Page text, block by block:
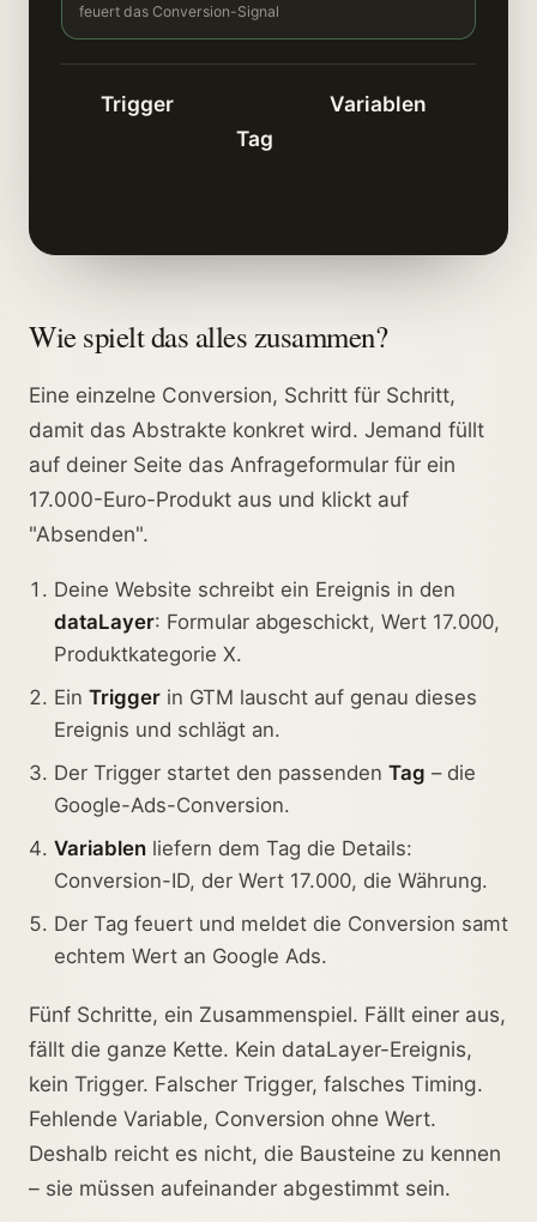
feuert das Conversion-Signal
Triggersagt wann, die Variablen
Tag
Wie spielt das alles zusammen?
Eine einzelne Conversion, Schritt für Schritt,
damit das Abstrakte konkret wird. Jemand füllt
auf deiner Seite das Anfrageformular für ein
17.000-Euro-Produkt aus und klickt auf
"Absenden".
Deine Website schreibt ein Ereignis in den
dataLayer: Formular abgeschickt, Wert 17.000,
Produktkategorie X.
Ein Triggerin GTM lauscht auf genau dieses
Ereignis und schlägt an.
Der Trigger startet den passenden Tag – die
Google-Ads-Conversion.
Variablenliefern dem Tag die Details:
Conversion-ID, der Wert 17.000, die Währung.
Der Tag feuert und meldet die Conversion samt
echtem Wert an Google Ads.
Fünf Schritte, ein Zusammenspiel. Fällt einer aus,
fällt die ganze Kette. Kein dataLayer-Ereignis,
kein Trigger. Falscher Trigger, falsches Timing.
Fehlende Variable, Conversion ohne Wert.
Deshalb reicht es nicht, die Bausteine zu kennen
– sie müssen aufeinander abgestimmt sein.